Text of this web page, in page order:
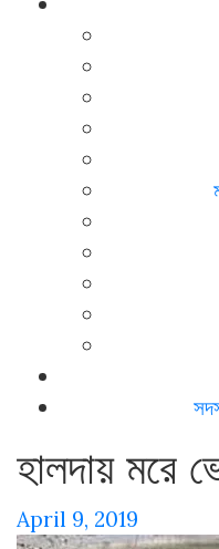
হালদায় মরে
April 9, 2019